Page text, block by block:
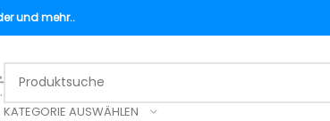
und mehr..
KATEGORIE AUSWÄHLEN